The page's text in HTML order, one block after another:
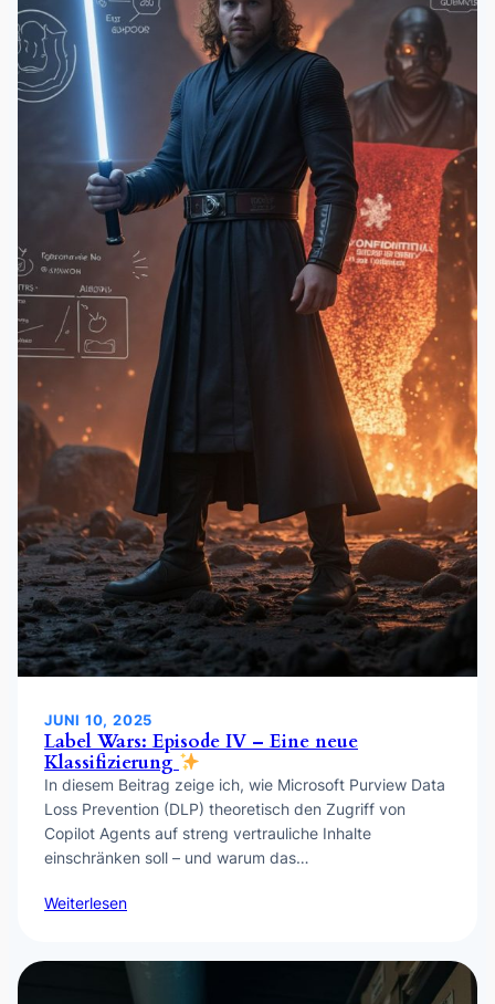
JUNI 10, 2025
Label Wars: Episode IV – Eine neue
Klassifizierung
In diesem Beitrag zeige ich, wie Microsoft Purview Data
Loss Prevention (DLP) theoretisch den Zugriff von
Copilot Agents auf streng vertrauliche Inhalte
einschränken soll – und warum das…
Weiterlesen